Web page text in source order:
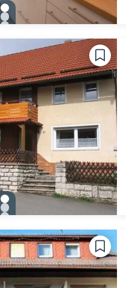
gallery.slide_selector
Zu Slide 1 wechseln
Zu Slide 2 wechseln
Zu Slide 4 wechseln
Zu Slide 5 wechseln
Zu Slide 6 wechseln
gallery.slide_selector
Zu Slide 1 wechseln
Zu Slide 2 wechseln
Zu Slide 4 wechseln
Zu Slide 5 wechseln
Zu Slide 6 wechseln